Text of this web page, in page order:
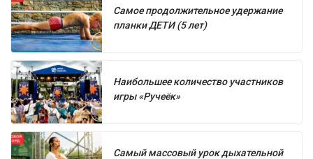
Самое продолжительное удержание
планки ДЕТИ (5 лет)
Наибольшее количество участников
игры «Ручеёк»
Самый массовый урок дыхательной